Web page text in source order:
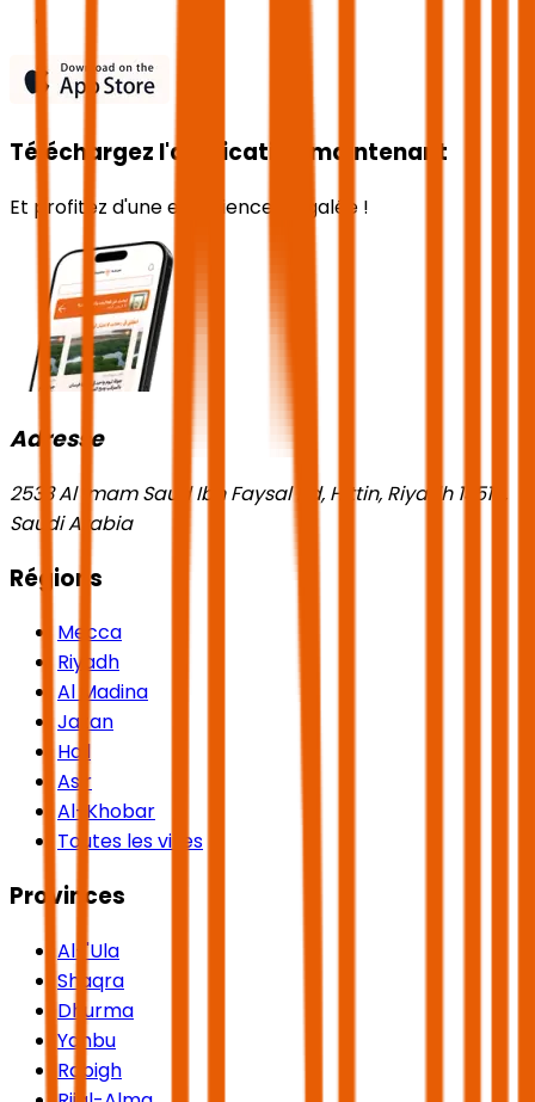
Téléchargez l'application maintenant
Et profitez d'une expérience inégalée !
Adresse
2533 Al Imam Saud Ibn Faysal Rd, Hittin, Riyadh 13518,
Saudi Arabia
Régions
Mecca
Riyadh
Al Madina
Jazan
Hail
Asir
Al-Khobar
Toutes les villes
Provinces
Al-'Ula
Shaqra
Dhurma
Yanbu
Rabigh